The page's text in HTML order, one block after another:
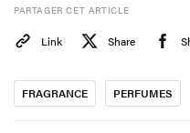
PARTAGER CET ARTICLE
Link Share
FRAGRANCE PERFUMES